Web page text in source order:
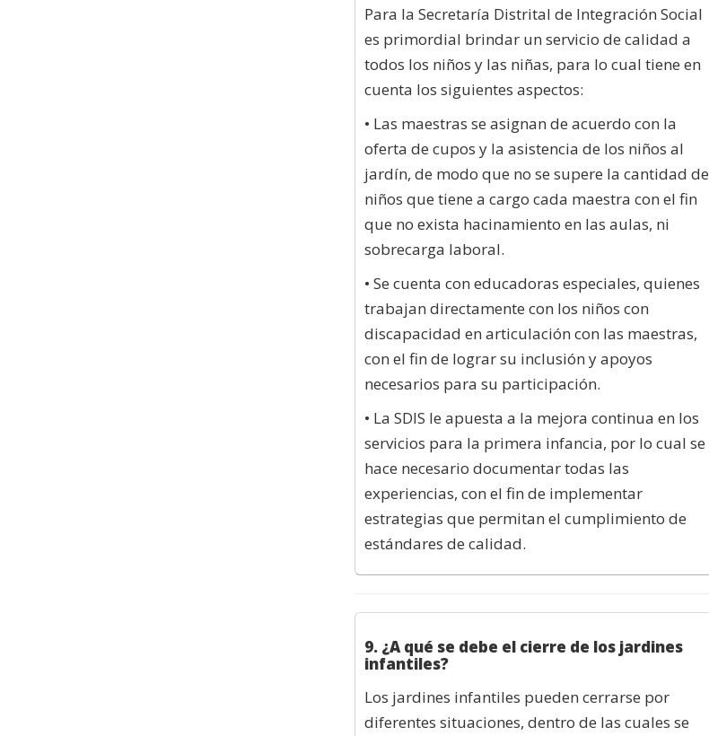
Para la Secretaría Distrital de Integración Social
es primordial brindar un servicio de calidad a
todos los niños y las niñas, para lo cual tiene en
cuenta los siguientes aspectos:
• Las maestras se asignan de acuerdo con la
oferta de cupos y la asistencia de los niños al
jardín, de modo que no se supere la cantidad de
niños que tiene a cargo cada maestra con el fin
que no exista hacinamiento en las aulas, ni
sobrecarga laboral.
• Se cuenta con educadoras especiales, quienes
trabajan directamente con los niños con
discapacidad en articulación con las maestras,
con el fin de lograr su inclusión y apoyos
necesarios para su participación.
• La SDIS le apuesta a la mejora continua en los
servicios para la primera infancia, por lo cual se
hace necesario documentar todas las
experiencias, con el fin de implementar
estrategias que permitan el cumplimiento de
estándares de calidad.
9. ¿A qué se debe el cierre de los jardines
infantiles?
Los jardines infantiles pueden cerrarse por
diferentes situaciones, dentro de las cuales se